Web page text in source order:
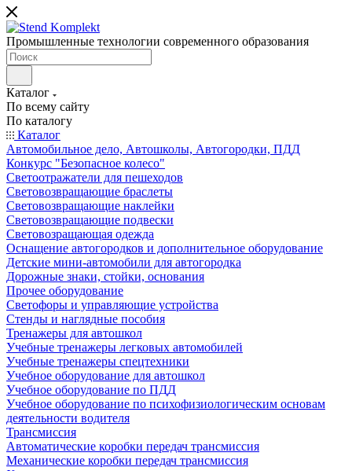
Промышленные технологии современного образования
Каталог
По всему сайту
По каталогу
Каталог
Автомобильное дело, Автошколы, Автогородки, ПДД
Конкурс "Безопасное колесо"
Светоотражатели для пешеходов
Световозвращающие браслеты
Световозвращающие наклейки
Световозвращающие подвески
Световозращающая одежда
Оснащение автогородков и дополнительное оборудование
Детские мини-автомобили для автогородка
Дорожные знаки, стойки, основания
Прочее оборудование
Светофоры и управляющие устройства
Стенды и наглядные пособия
Тренажеры для автошкол
Учебные тренажеры легковых автомобилей
Учебные тренажеры спецтехники
Учебное оборудование для автошкол
Учебное оборудование по ПДД
Учебное оборудование по психофизиологическим основам
деятельности водителя
Трансмиссия
Автоматические коробки передач трансмиссия
Механические коробки передач трансмиссия